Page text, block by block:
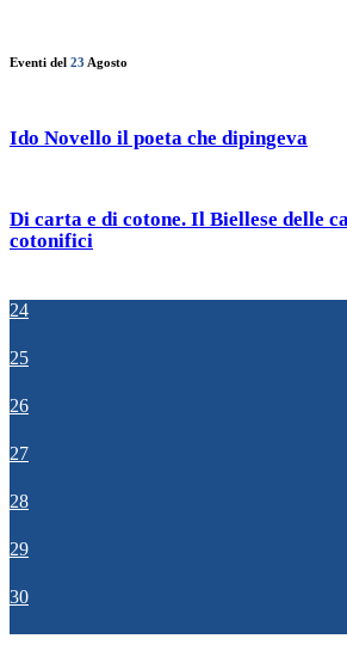
Eventi del 23 Agosto
Ido Novello il poeta che dipingeva
Di carta e di cotone. Il Biellese delle
cotonifici
24
25
26
27
28
29
30